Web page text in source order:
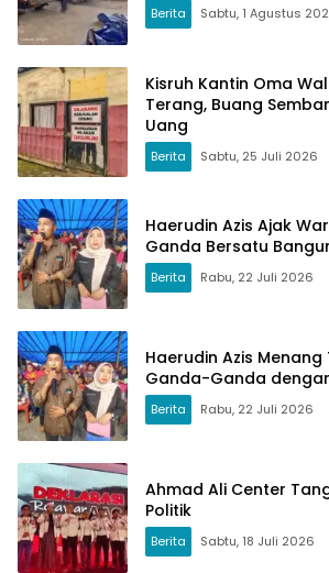
Berita Sabtu, 1 Agustus
Kisruh Kantin Oma
Terang, Buang
Uang
Berita Sabtu, 25 Juli 2026
Haerudin Azis Ajak
Ganda Bersatu
Berita Rabu, 22 Juli 2026
Haerudin Azis
Ganda-Ganda
Berita Rabu, 22 Juli 2026
Ahmad Ali Center
Politik
Berita Sabtu, 18 Juli 2026